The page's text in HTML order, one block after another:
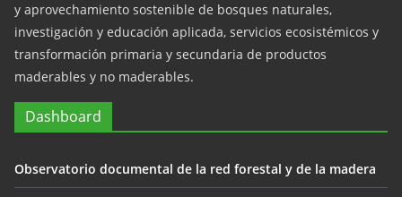
y aprovechamiento sostenible de bosques naturales,
investigación y educación aplicada, servicios ecosistémicos y
transformación primaria y secundaria de productos
maderables y no maderables.
Dashboard
Observatorio documental de la red forestal y de la madera